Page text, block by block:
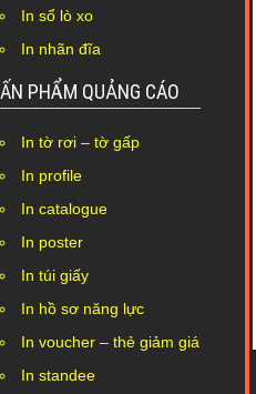
In sổ lò xo
In nhãn đĩa
ẤN PHẨM QUẢNG CÁO
In tờ rơi – tờ gấp
In profile
In catalogue
In poster
In túi giấy
In hồ sơ năng lực
In voucher – thẻ giảm giá
In standee